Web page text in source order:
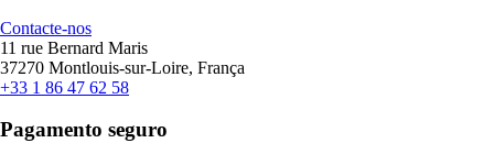
Contacte-nos
11 rue Bernard Maris
37270 Montlouis-sur-Loire, França
+33 1 86 47 62 58
Pagamento seguro